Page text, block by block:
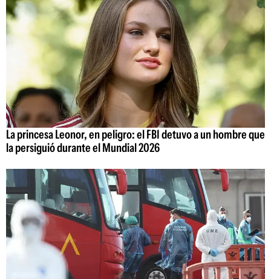
La princesa Leonor, en peligro: el FBI detuvo a un hombre que
la persiguió durante el Mundial 2026